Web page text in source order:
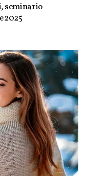
seminario
2025